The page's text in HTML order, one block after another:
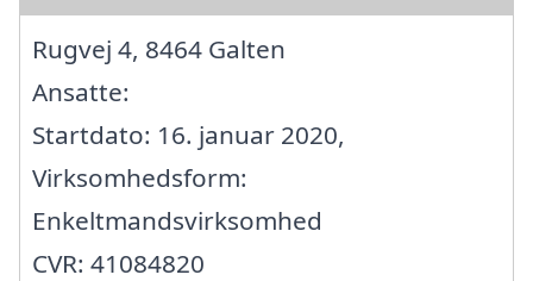
Rugvej 4, 8464 Galten
Ansatte:
Startdato: 16. januar 2020,
Virksomhedsform:
Enkeltmandsvirksomhed
CVR: 41084820